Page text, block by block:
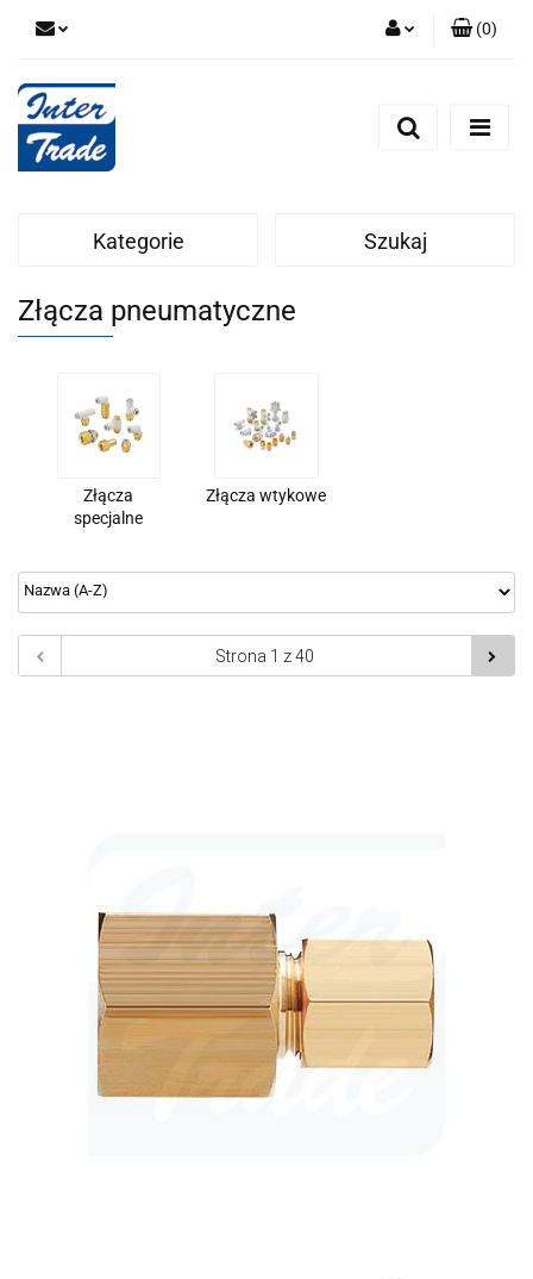
Zarejestruj się
(0)
Kategorie Szukaj
Złącza pneumatyczne
Złącza
specjalne
Złącza wtykowe